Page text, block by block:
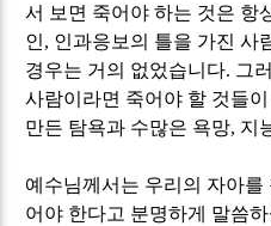
서 보면 죽어야 하는 것은 항
인, 인과응보의 틀을 가진 사
경우는 거의 없었습니다. 그
사람이라면 죽어야 할 것들
만든 탐욕과 수많은 욕망, 지
예수님께서는 우리의 자아
어야 한다고 분명하게 말씀